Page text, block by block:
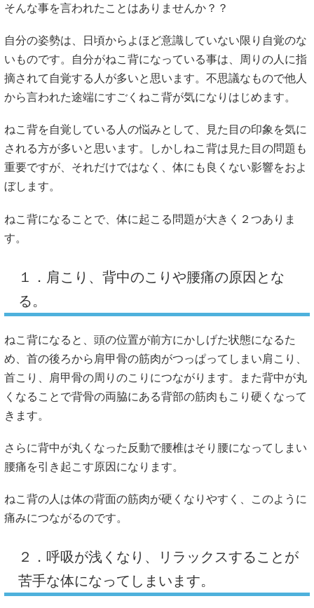
そんな事を言われたことはありませんか？？
自分の姿勢は、日頃からよほど意識していない限り自覚のな
いものです。自分がねこ背になっている事は、周りの人に指
摘されて自覚する人が多いと思います。不思議なもので他人
から言われた途端にすごくねこ背が気になりはじめます。
ねこ背を自覚している人の悩みとして、見た目の印象を気に
される方が多いと思います。しかしねこ背は見た目の問題も
重要ですが、それだけではなく、体にも良くない影響をおよ
ぼします。
ねこ背になることで、体に起こる問題が大きく２つありま
す。
１．肩こり、背中のこりや腰痛の原因とな
る。
ねこ背になると、頭の位置が前方にかしげた状態になるた
め、首の後ろから肩甲骨の筋肉がつっぱってしまい肩こり、
首こり、肩甲骨の周りのこりにつながります。また背中が丸
くなることで背骨の両脇にある背部の筋肉もこり硬くなって
きます。
さらに背中が丸くなった反動で腰椎はそり腰になってしまい
腰痛を引き起こす原因になります。
ねこ背の人は体の背面の筋肉が硬くなりやすく、このように
痛みにつながるのです。
２．呼吸が浅くなり、リラックスすることが
苦手な体になってしまいます。